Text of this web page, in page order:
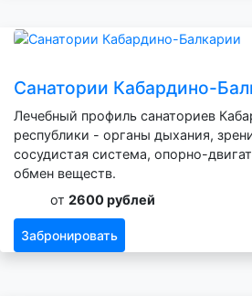
Санатории Кабардино-
Лечебный профиль санаториев
республики - органы дыхания,
сосудистая система, опорно-
обмен веществ.
от 2600 рублей
Забронировать